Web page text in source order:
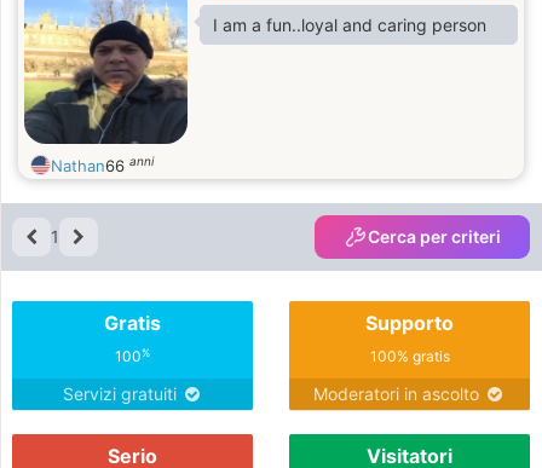
I am a fun..loyal and caring person
Nathan66 anni
1 Cerca per criteri
Gratis
100%
Servizi gratuiti
Supporto
100% gratis
Moderatori in ascolto
Serio Visitatori